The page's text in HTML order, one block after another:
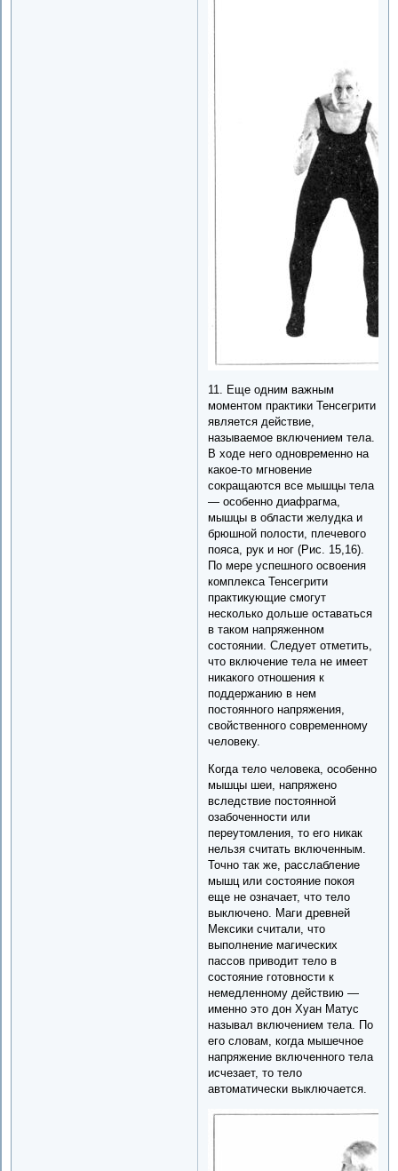
11. Еще одним важным
моментом практики Тенсегрити
является действие,
называемое включением тела.
В ходе него одновременно на
какое-то мгновение
сокращаются все мышцы тела
— особенно диафрагма,
мышцы в области желудка и
брюшной полости, плечевого
пояса, рук и ног (Рис. 15,16).
По мере успешного освоения
комплекса Тенсегрити
практикующие смогут
несколько дольше оставаться
в таком напряженном
состоянии. Следует отметить,
что включение тела не имеет
никакого отношения к
поддержанию в нем
постоянного напряжения,
свойственного современному
человеку.
Когда тело человека, особенно
мышцы шеи, напряжено
вследствие постоянной
озабоченности или
переутомления, то его никак
нельзя считать включенным.
Точно так же, расслабление
мышц или состояние покоя
еще не означает, что тело
выключено. Маги древней
Мексики считали, что
выполнение магических
пассов приводит тело в
состояние готовности к
немедленному действию —
именно это дон Хуан Матус
называл включением тела. По
его словам, когда мышечное
напряжение включенного тела
исчезает, то тело
автоматически выключается.